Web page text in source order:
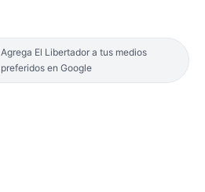
Agrega El Libertador a tus medios
preferidos en Google